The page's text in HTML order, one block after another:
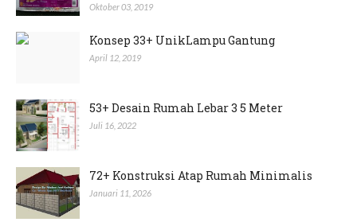
Oktober 03, 2019
Konsep 33+ UnikLampu Gantung
April 12, 2019
53+ Desain Rumah Lebar 3 5 Meter
Juli 16, 2022
72+ Konstruksi Atap Rumah Minimalis
Januari 11, 2026